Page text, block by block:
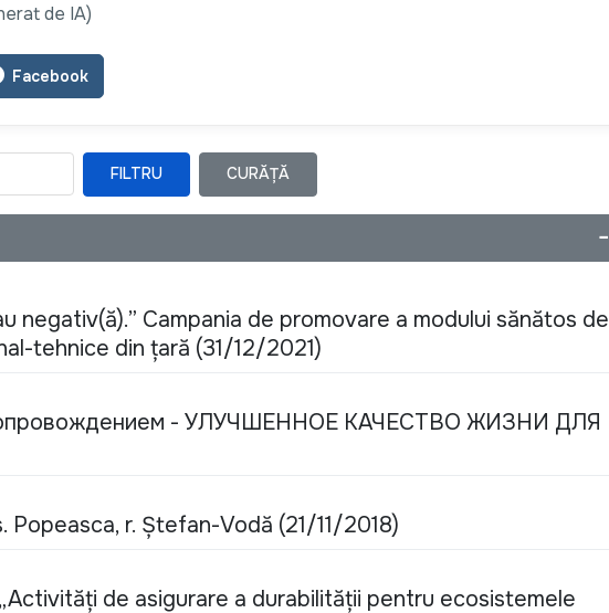
de IA)
Facebook
FILTRU CURĂȚĂ
−
negativ(ă).” Campania de promovare a modului sănătos de
tehnice din țară (31/12/2021)
- УЛУЧШЕННОЕ КАЧЕСТВО ЖИЗНИ ДЛЯ
Popeasca, r. Ștefan-Vodă (21/11/2018)
de asigurare a durabilităţii pentru ecosistemele